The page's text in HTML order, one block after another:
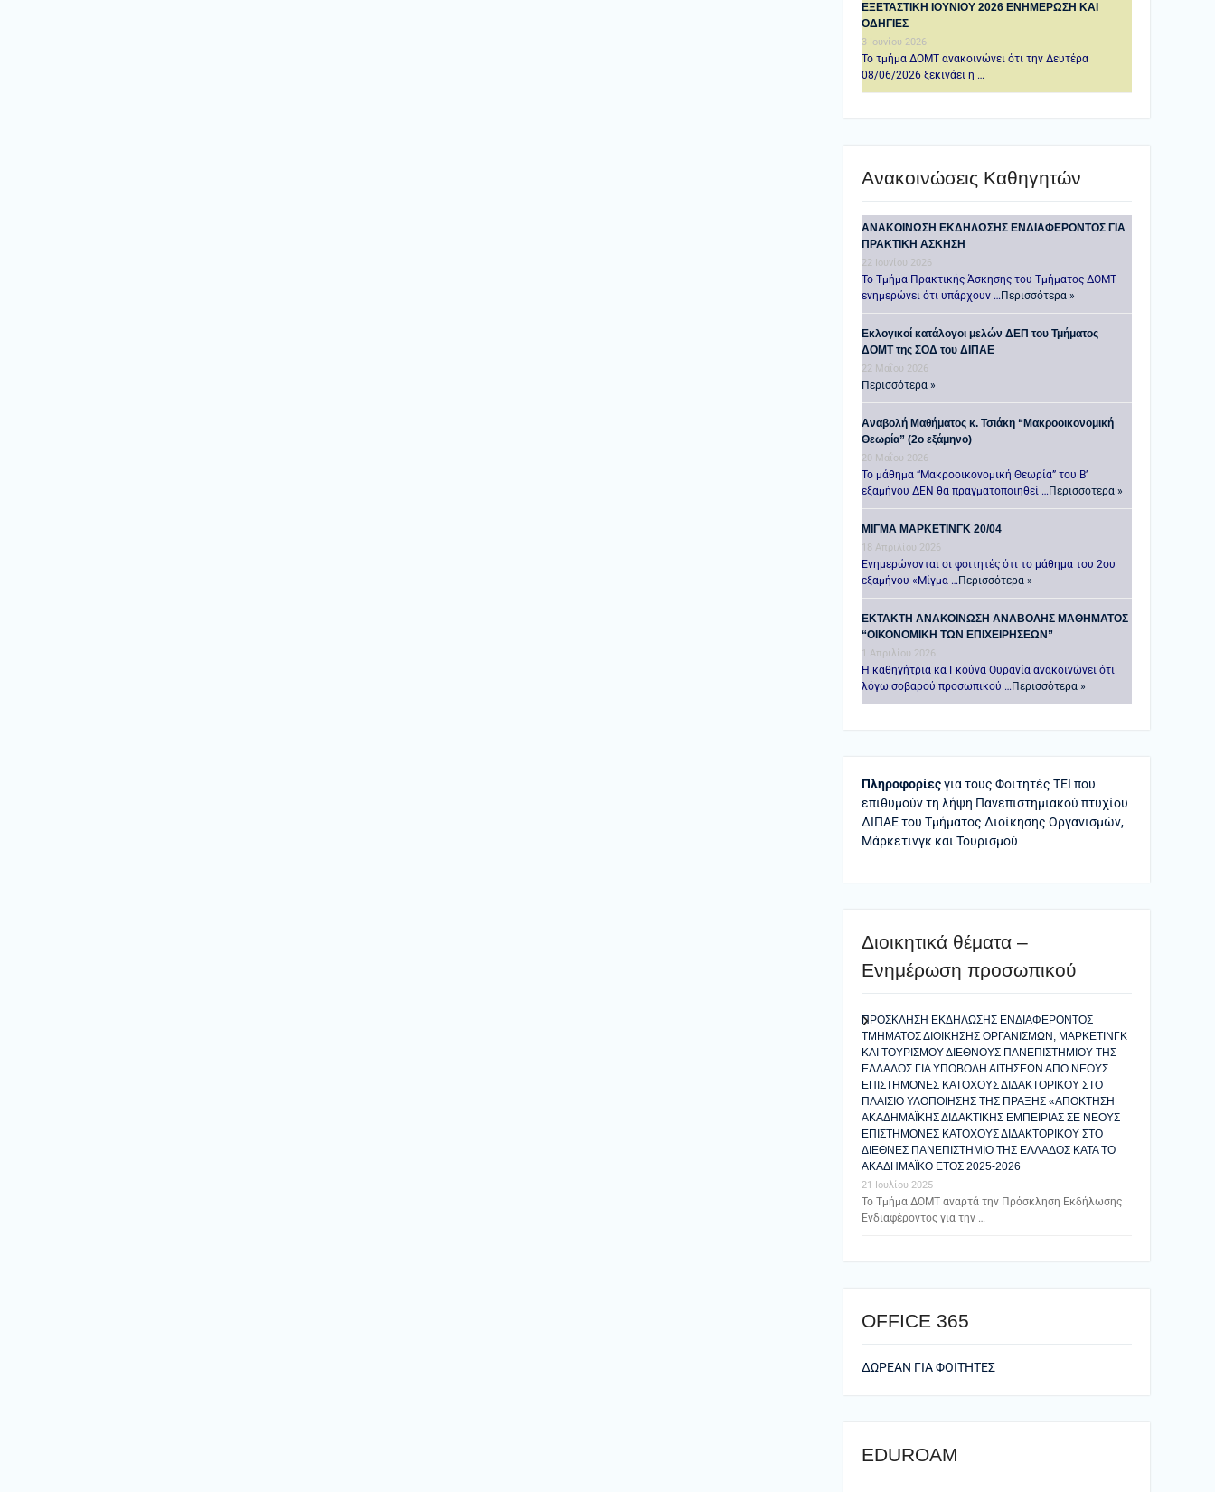
ΕΞΕΤΑΣΤΙΚΗ IOYNIOY 2026 ΕΝΗΜΕΡΩΣΗ ΚΑΙ
ΟΔΗΓΙΕΣ
3 Ιουνίου 2026
Το τμήμα ΔΟΜΤ ανακοινώνει ότι την Δευτέρα
08/06/2026 ξεκινάει η …
Ανακοινώσεις Καθηγητών
ANAKOINΩΣΗ ΕΚΔΗΛΩΣΗΣ ΕΝΔΙΑΦΕΡΟΝΤΟΣ ΓΙΑ
ΠΡΑΚΤΙΚΗ ΑΣΚΗΣΗ
22 Ιουνίου 2026
Το Τμήμα Πρακτικής Άσκησης του Τμήματος ΔΟΜΤ
ενημερώνει ότι υπάρχουν … Περισσότερα »
Εκλογικοί κατάλογοι μελών ΔΕΠ του Τμήματος
ΔΟΜΤ της ΣΟΔ του ΔΙΠΑΕ
22 Μαΐου 2026
Περισσότερα »
Αναβολή Μαθήματος κ. Τσιάκη “Μακροοικονομική
Θεωρία” (2ο εξάμηνο)
20 Μαΐου 2026
Το μάθημα “Μακροοικονομική Θεωρία” του Β’
εξαμήνου ΔΕΝ θα πραγματοποιηθεί … Περισσότερα »
ΜΙΓΜΑ ΜΑΡΚΕΤΙΝΓΚ 20/04
18 Απριλίου 2026
Ενημερώνονται οι φοιτητές ότι το μάθημα του 2ου
εξαμήνου «Μίγμα … Περισσότερα »
ΕΚΤΑΚΤΗ ΑΝΑΚΟΙΝΩΣΗ ΑΝΑΒΟΛΗΣ ΜΑΘΗΜΑΤΟΣ
“ΟΙΚΟΝΟΜΙΚΗ ΤΩΝ ΕΠΙΧΕΙΡΗΣΕΩΝ”
1 Απριλίου 2026
Η καθηγήτρια κα Γκούνα Ουρανία ανακοινώνει ότι
λόγω σοβαρού προσωπικού … Περισσότερα »
Πληροφορίεςγια τους Φοιτητές ΤΕΙ που
επιθυμούν τη λήψη Πανεπιστημιακού πτυχίου
ΔΙΠΑΕ του Τμήματος Διοίκησης Οργανισμών,
Μάρκετινγκ και Τουρισμού
Διοικητικά θέματα –
Ενημέρωση προσωπικού
ΠΡΟΣΚΛΗΣΗ ΕΚΔΗΛΩΣΗΣ ΕΝΔΙΑΦΕΡΟΝΤΟΣ
ΤΜΗΜΑΤΟΣ ΔΙΟΙΚΗΣΗΣ ΟΡΓΑΝΙΣΜΩΝ, ΜΑΡΚΕΤΙΝΓΚ
ΚΑΙ ΤΟΥΡΙΣΜΟΥ ΔΙΕΘΝΟΥΣ ΠΑΝΕΠΙΣΤΗΜΙΟΥ ΤΗΣ
ΕΛΛΑΔΟΣ ΓΙΑ ΥΠΟΒΟΛΗ ΑΙΤΗΣΕΩΝ ΑΠΟ ΝΕΟΥΣ
ΕΠΙΣΤΗΜΟΝΕΣ ΚΑΤΟΧΟΥΣ ΔΙΔΑΚΤΟΡΙΚΟΥ ΣΤΟ
ΠΛΑΙΣΙΟ ΥΛΟΠΟΙΗΣΗΣ ΤΗΣ ΠΡΑΞΗΣ «ΑΠΟΚΤΗΣΗ
ΑΚΑΔΗΜΑΪΚΗΣ ΔΙΔΑΚΤΙΚΗΣ ΕΜΠΕΙΡΙΑΣ ΣΕ ΝΕΟΥΣ
ΕΠΙΣΤΗΜΟΝΕΣ ΚΑΤΟΧΟΥΣ ΔΙΔΑΚΤΟΡΙΚΟΥ ΣΤΟ
ΔΙΕΘΝΕΣ ΠΑΝΕΠΙΣΤΗΜΙΟ ΤΗΣ ΕΛΛΑΔΟΣ ΚΑΤΑ ΤΟ
ΑΚΑΔΗΜΑΪΚΟ ΕΤΟΣ 2025-2026
21 Ιουλίου 2025
Το Τμήμα ΔΟΜΤ αναρτά την Πρόσκληση Εκδήλωσης
Ενδιαφέροντος για την …
ΟFFICE 365
ΔΩΡΕΑΝ ΓΙΑ ΦΟΙΤΗΤΕΣ
EDUROAM